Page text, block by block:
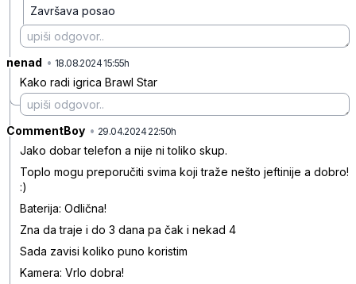
Završava posao
nenad • 18.08.2024 15:55h
Kako radi igrica Brawl Star
CommentBoy • 29.04.2024 22:50h
Jako dobar telefon a nije ni toliko skup.
Toplo mogu preporučiti svima koji traže nešto jeftinije a dobro!
:)
Baterija: Odlična!
Zna da traje i do 3 dana pa čak i nekad 4
Sada zavisi koliko puno koristim
Kamera: Vrlo dobra!